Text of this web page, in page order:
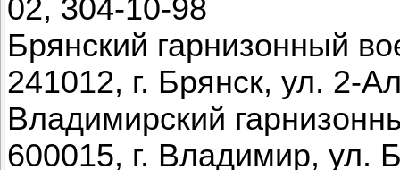
02, 304-10-98
Брянский гарнизонный
241012, г. Брянск, ул. 2-
Владимирский
600015, г. Владимир, ул.